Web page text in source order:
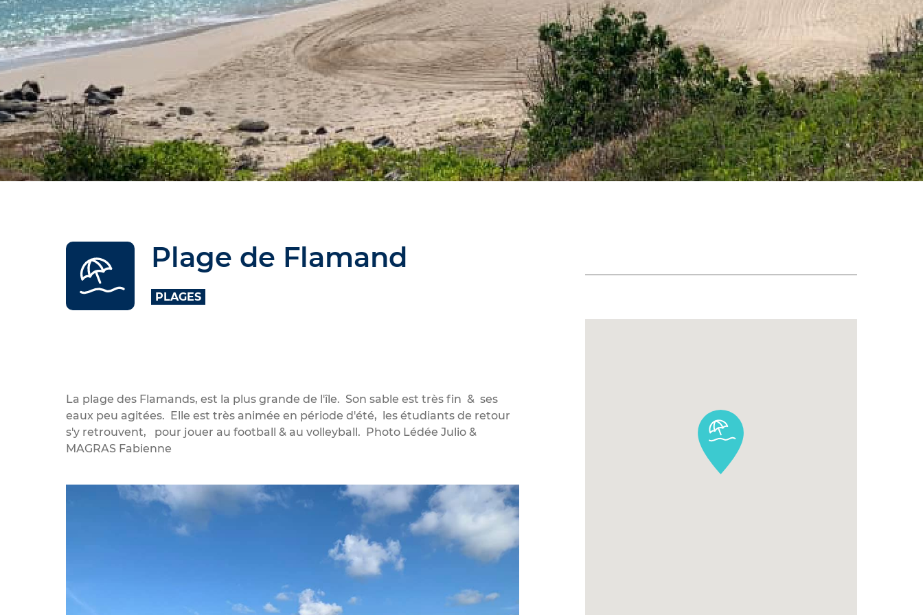
Plage de Flamand
PLAGES
La plage des Flamands, est la plus grande de l'île. Son sable est très fin & ses
eaux peu agitées. Elle est très animée en période d'été, les étudiants de retour
s'y retrouvent, pour jouer au football & au volleyball. Photo Lédée Julio &
MAGRAS Fabienne